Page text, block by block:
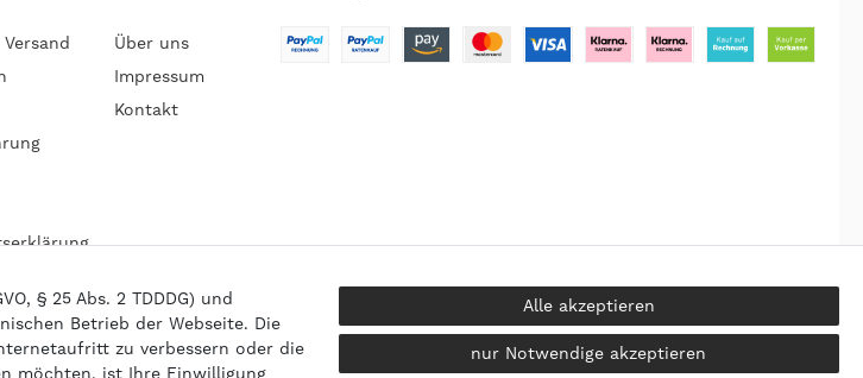
Über uns
Impressum
Kontakt
geseztl. Mehrwertsteuer und zzgl.Versandkosten
bycreateyourtemplate
§ 25 Abs. 2 TDDDG) und
Betrieb der Webseite. Die
zu verbessern oder die
möchten, ist Ihre Einwilligung
Alle akzeptieren
nur Notwendige akzeptieren